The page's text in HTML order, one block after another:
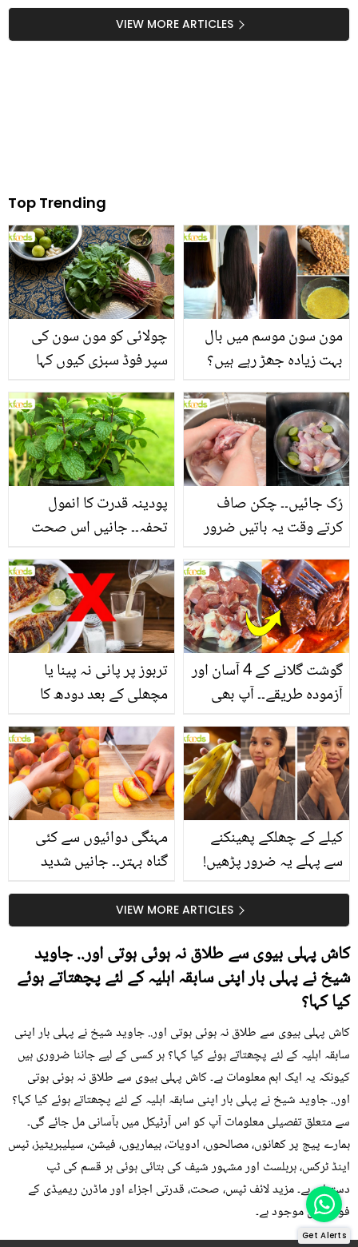
میں خود تیار کرنے کا آسان
طریقہ جس سے آپ کا
جو سچ بتاتی ہیں کہ یہ
میٹھا ہے یا پھر کھٹا
VIEW MORE ARTICLES
Top Trending
چولائی کو مون سون کی
سپر فوڈ سبزی کیوں کہا
منرلز اور اینٹی آکسیڈنٹس
سے بھرپور اس سبزی کے
فائدے
مون سون موسم میں بال
بہت زیادہ جھڑ رہے ہیں؟
بنانے کے چند قدرتی طریقے
پودینہ قدرت کا انمول
تحفہ۔۔ جانیں اس صحت
انگیز طبی فوائد
رُک جائیں۔۔ چکن صاف
کرتے وقت یہ باتیں ضرور
تربوز پر پانی نہ پینا یا
مچھلی کے بعد دودھ کا
سے متعلق غلط فہمیوں کی
حقیقت کیا ہے اور افواہ
کیا؟
گوشت گلانے کے 4 آسان اور
آزمودہ طریقے۔۔ آپ بھی
بتائے راز
مہنگی دوائیوں سے کئی
گناہ بہتر۔۔ جانیں شدید
کیوں کھانا چاہیے؟
کیلے کے چھلکے پھینکنے
سے پہلے یہ ضرور پڑھیں!
سستا اور قدرتی حلVIEW MORE ARTICLES
کاش پہلی بیوی سے طلاق نہ ہوئی ہوتی اور.. جاوید
شیخ نے پہلی بار اپنی سابقہ اہلیہ کے لئے پچھتاتے ہوئے
کیا کہا؟
کاش پہلی بیوی سے طلاق نہ ہوئی ہوتی اور.. جاوید شیخ نے پہلی بار اپنی
سابقہ اہلیہ کے لئے پچھتاتے ہوئے کیا کہا؟ ہر کسی کے لیے جاننا ضروری ہیں
کیونکہ یہ ایک اہم معلومات ہے۔ کاش پہلی بیوی سے طلاق نہ ہوئی ہوتی
اور.. جاوید شیخ نے پہلی بار اپنی سابقہ اہلیہ کے لئے پچھتاتے ہوئے کیا کہا؟
سے متعلق تفصیلی معلومات آپ کو اس آرٹیکل میں بآسانی مل جائے گی۔
ہمارے پیج پر کھانوں، مصالحوں، ادویات، بیماریوں، فیشن، سیلیبریٹیز، ٹپس
اینڈ ٹرکس، ہربلسٹ اور مشہور شیف کی بتائی ہوئی ہر قسم کی ٹپ
دستیاب ہے۔ مزید لائف ٹپس، صحت، قدرتی اجزاء اور ماڈرن ریمیڈی کے
فوڈز میں موجود ہے۔
Get Alerts